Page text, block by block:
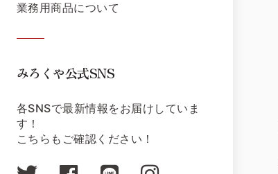
業務用商品について
みろくや公式SNS
各SNSで最新情報をお届けしていま
す！
こちらもご確認ください！